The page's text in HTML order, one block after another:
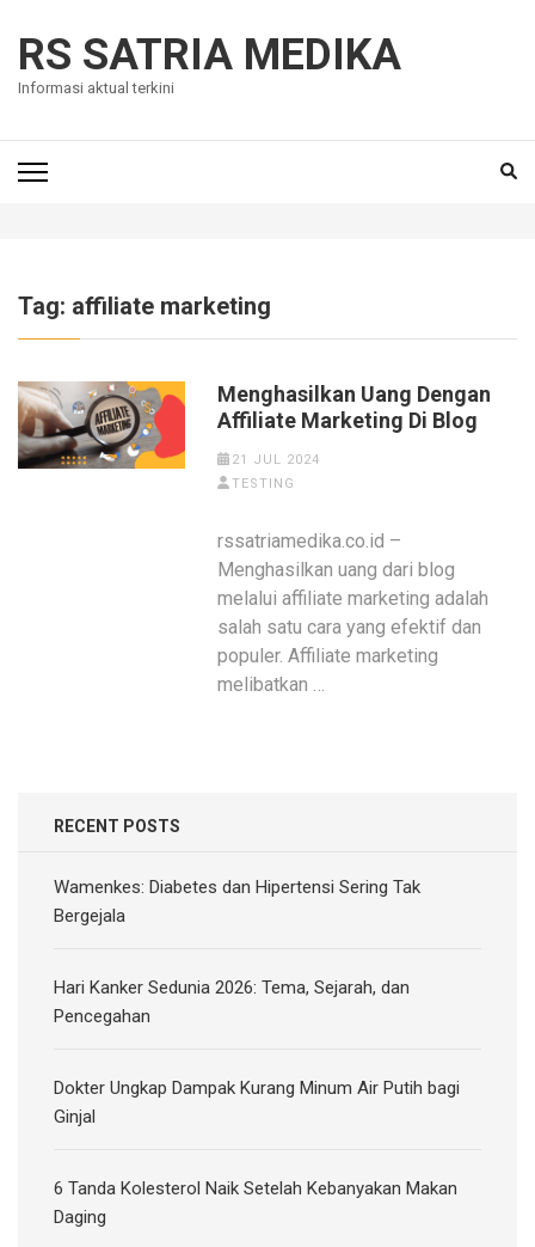
content
(Press
RS SATRIA MEDIKA
Informasi aktual terkini
Tag: affiliate marketing
Menghasilkan Uang Dengan
Affiliate Marketing Di Blog
21 JUL 2024
TESTING
rssatriamedika.co.id –
Menghasilkan uang dari blog
melalui affiliate marketing adalah
salah satu cara yang efektif dan
populer. Affiliate marketing
melibatkan …
RECENT POSTS
Wamenkes: Diabetes dan Hipertensi Sering Tak
Bergejala
Hari Kanker Sedunia 2026: Tema, Sejarah, dan
Pencegahan
Dokter Ungkap Dampak Kurang Minum Air Putih bagi
Ginjal
6 Tanda Kolesterol Naik Setelah Kebanyakan Makan
Daging